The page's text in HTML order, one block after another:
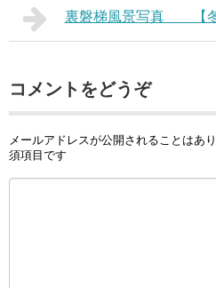
裏磐梯風景写真 【冬
コメントをどうぞ
メールアドレスが公開されることはあり
須項目です